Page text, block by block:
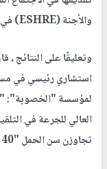
والأجنة (ESHRE) في فيينا.
وتعليقًا على النتائج
استشاري رئيسي في
لمؤسسة "الخصوبة":
العالي للجرعة في
تجاوزن سن الحمل "40 عاماً".